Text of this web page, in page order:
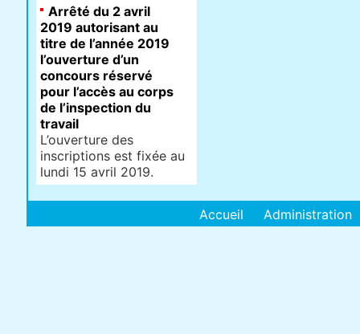
Arrêté du 2 avril
2019 autorisant au
titre de l’année 2019
l’ouverture d’un
concours réservé
pour l’accès au corps
de l’inspection du
travail
L’ouverture des
inscriptions est fixée au
lundi 15 avril 2019.
Accueil Administration